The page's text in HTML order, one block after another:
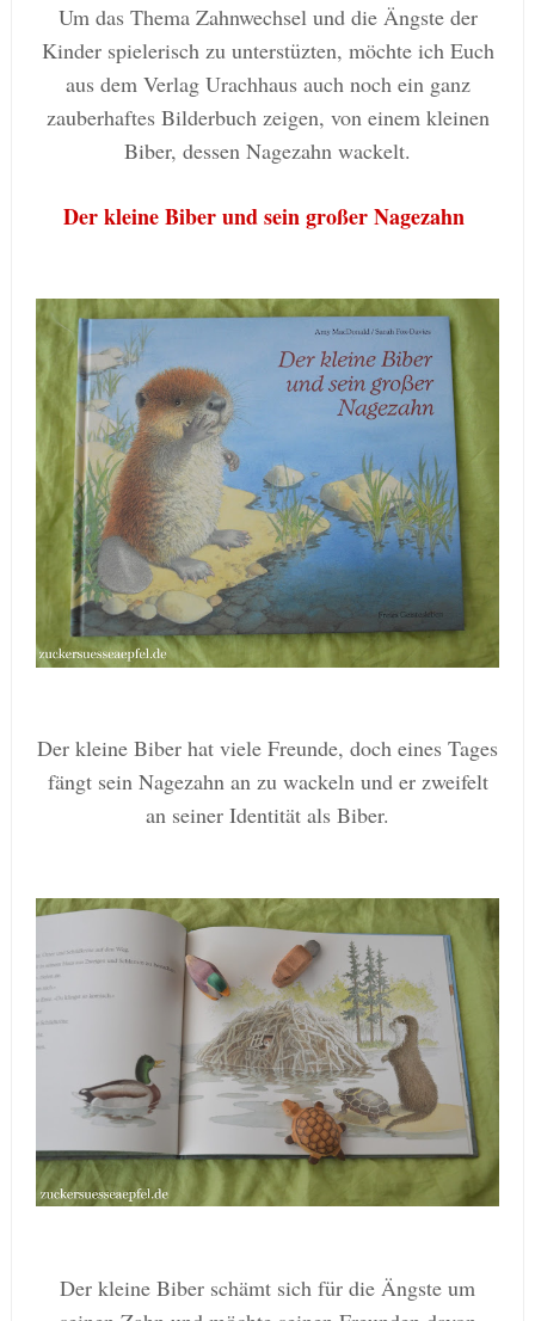
Um das Thema Zahnwechsel und die Ängste der
Kinder spielerisch zu unterstüzten, möchte ich Euch
aus dem Verlag Urachhaus auch noch ein ganz
zauberhaftes Bilderbuch zeigen, von einem kleinen
Biber, dessen Nagezahn wackelt.
Der kleine Biber und sein großer Nagezahn
Der kleine Biber hat viele Freunde, doch eines Tages
fängt sein Nagezahn an zu wackeln und er zweifelt
an seiner Identität als Biber.
Der kleine Biber schämt sich für die Ängste um